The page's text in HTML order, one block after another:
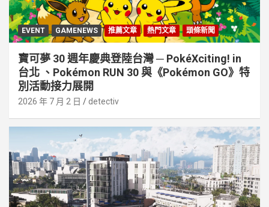
EVENT GAMENEWS 推薦文章 熱門文章 頭條新聞
寶可夢 30 週年慶典登陸台灣 ─ PokéXciting! in
台北 、Pokémon RUN 30 與《Pokémon GO》特
別活動接⼒展開
2026 年 7 月 2 日 detectiv